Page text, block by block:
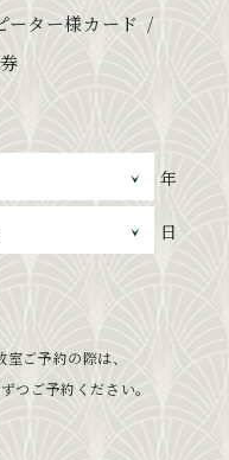
ター様カード
年
日
ご予約の際は、
つご予約ください。